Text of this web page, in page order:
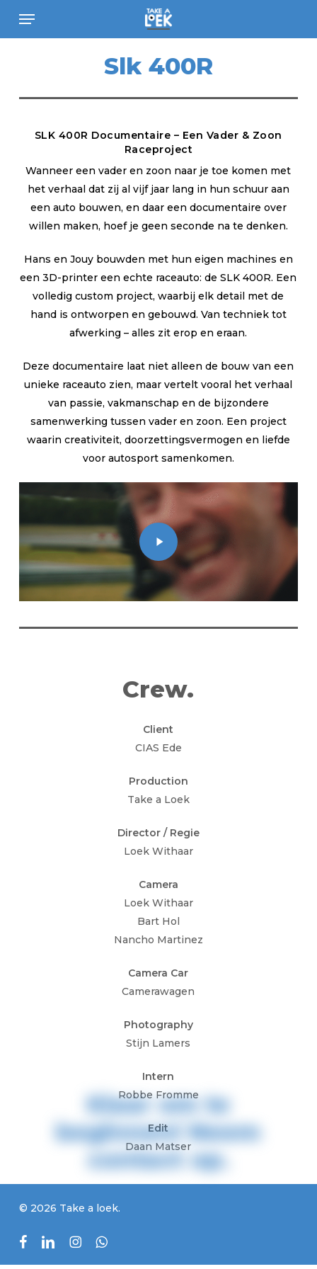
Menu
Slk 400R
SLK 400R Documentaire – Een Vader & Zoon
Raceproject
Wanneer een vader en zoon naar je toe komen met
het verhaal dat zij al vijf jaar lang in hun schuur aan
een auto bouwen, en daar een documentaire over
willen maken, hoef je geen seconde na te denken.
Hans en Jouy bouwden met hun eigen machines en
een 3D-printer een echte raceauto: de SLK 400R. Een
volledig custom project, waarbij elk detail met de
hand is ontworpen en gebouwd. Van techniek tot
afwerking – alles zit erop en eraan.
Deze documentaire laat niet alleen de bouw van een
unieke raceauto zien, maar vertelt vooral het verhaal
van passie, vakmanschap en de bijzondere
samenwerking tussen vader en zoon. Een project
waarin creativiteit, doorzettingsvermogen en liefde
voor autosport samenkomen.
Play
Video
Crew.
Client
CIAS Ede
Production
Take a Loek
Director / Regie
Loek Withaar
Camera
Loek Withaar
Bart Hol
Nancho Martinez
Camera Car
Camerawagen
Photography
Stijn Lamers
Intern
Robbe Fromme
Edit
Daan Matser
Klaar om te
beginnen! Neem
contact op.
© 2026 Take a loek.
facebooklinkedininstagramwhatsapp